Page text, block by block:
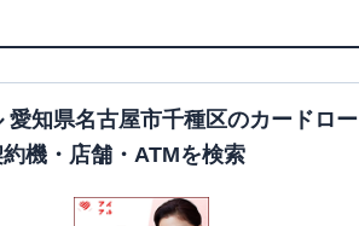
愛知県名古屋市千種区のカードロー
機・店舗・ATMを検索